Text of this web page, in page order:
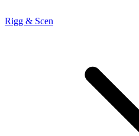
Rigg & Scen